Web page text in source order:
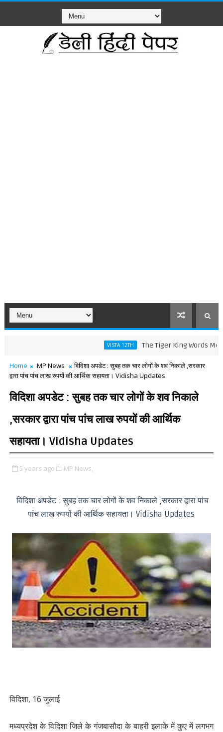
The Tiger King Words Meaning
Home MP News
विदिशा अपडेट : सुबह तक चार लोगों के शव निकाले ,सरकार
द्वारा पांच पांच लाख रुपयों की आर्थिक सहायता। Vidisha Updates
विदिशा अपडेट : सुबह तक चार लोगों के शव निकाले
,सरकार द्वारा पांच पांच लाख रुपयों की आर्थिक
सहायता। Vidisha Updates
5 years ago MP News,
विदिशा अपडेट : सुबह तक चार लोगों के शव निकाले ,सरकार द्वारा पांच
पांच लाख रुपयों की आर्थिक सहायता। Vidisha Updates
विदिशा, 16 जुलाई
मध्यप्रदेश के विदिशा जिले के गंजबासौदा के बाहरी इलाके में कुए में लगभग